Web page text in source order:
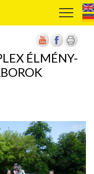
ÉLMÉNY-